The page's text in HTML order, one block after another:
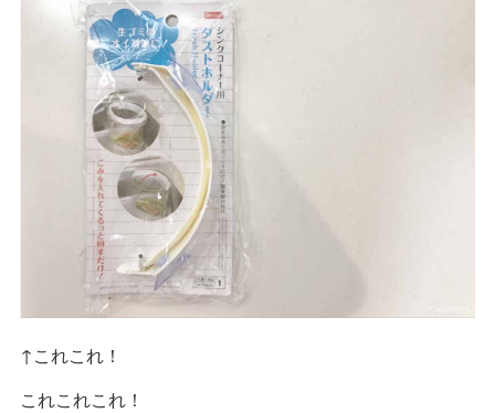
↑これこれ！
これこれこれ！